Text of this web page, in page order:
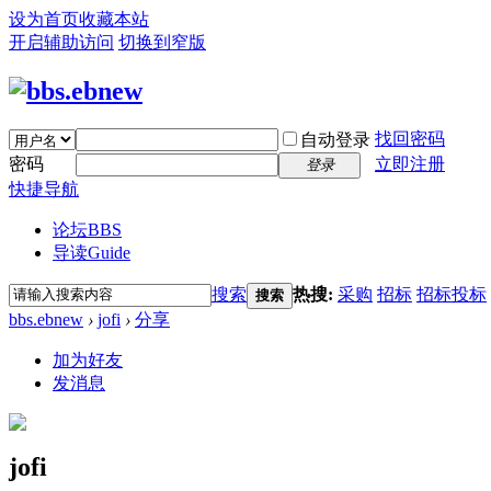
设为首页收藏本站
开启辅助访问 切换到窄版
自动登录 找回密码
密码
登录
立即注册
快捷导航
论坛BBS
导读Guide
搜索 搜索 热搜: 采购 招标 招标投标
bbs.ebnew › jofi › 分享
加为好友
发消息
jofi